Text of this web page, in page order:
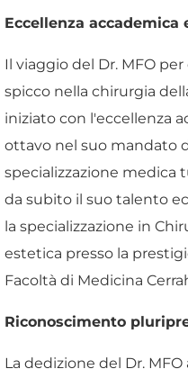
Eccellenza accademica
Il viaggio del Dr. MFO
spicco nella chirurgia
iniziato con l'eccellenza
ottavo nel suo mandato
specializzazione medica
da subito il suo talento
la specializzazione in
estetica presso la
Facoltà di Medicina
Riconoscimento
La dedizione del Dr.